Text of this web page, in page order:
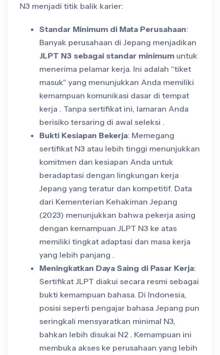
N3 menjadi titik balik karier:
Standar Minimum di Mata Perusahaan:
Banyak perusahaan di Jepang menjadikan
JLPT N3 sebagai standar minimum untuk
menerima pelamar kerja. Ini adalah "tiket
masuk" yang menunjukkan Anda memiliki
kemampuan komunikasi dasar di tempat
kerja . Tanpa sertifikat ini, lamaran Anda
berisiko tersaring di awal seleksi .
Bukti Kesiapan Bekerja: Memegang
sertifikat N3 atau lebih tinggi menunjukkan
komitmen dan kesiapan Anda untuk
beradaptasi dengan lingkungan kerja
Jepang yang teratur dan kompetitif. Data
dari Kementerian Kehakiman Jepang
(2023) menunjukkan bahwa pekerja asing
dengan kemampuan JLPT N3 ke atas
memiliki tingkat adaptasi dan masa kerja
yang lebih panjang .
Meningkatkan Daya Saing di Pasar Kerja:
Sertifikat JLPT diakui secara resmi sebagai
bukti kemampuan bahasa. Di Indonesia,
posisi seperti pengajar bahasa Jepang pun
seringkali mensyaratkan minimal N3,
bahkan lebih disukai N2 . Kemampuan ini
membuka akses ke perusahaan yang lebih